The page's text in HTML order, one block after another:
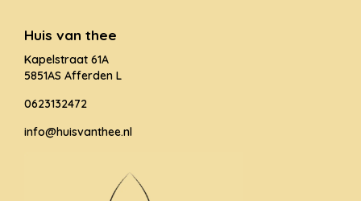
Huis van thee
Kapelstraat 61A
5851AS Afferden L
0623132472
info@huisvanthee.nl